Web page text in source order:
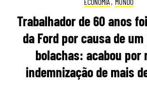
ECONOMIA , MUNDO
Trabalhador de 60 anos
da Ford por causa de
bolachas: acabou por
indemnização de mais